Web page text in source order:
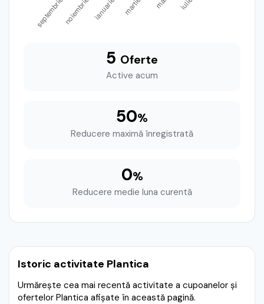
5 Oferte
Active acum
50%
Reducere maximă înregistrată
0%
Reducere medie luna curentă
Istoric activitate Plantica
Urmărește cea mai recentă activitate a cupoanelor și
ofertelor Plantica afișate în această pagină.